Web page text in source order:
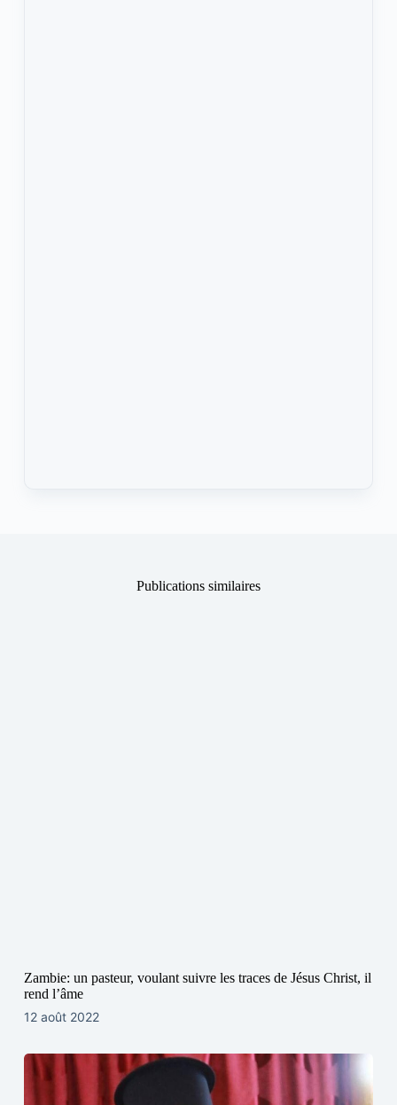
Publications similaires
Zambie: un pasteur, voulant suivre les traces de Jésus Christ, il
rend l’âme
12 août 2022